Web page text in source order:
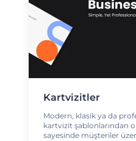
Kartvizitler
Modern, klasik ya da
kartvizit şablonlarından
sayesinde müşteriler